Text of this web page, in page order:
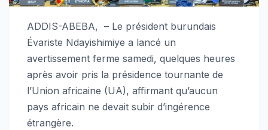
ADDIS-ABEBA, – Le président burundais
Évariste Ndayishimiye a lancé un
avertissement ferme samedi, quelques heures
après avoir pris la présidence tournante de
l’Union africaine (UA), affirmant qu’aucun
pays africain ne devait subir d’ingérence
étrangère.